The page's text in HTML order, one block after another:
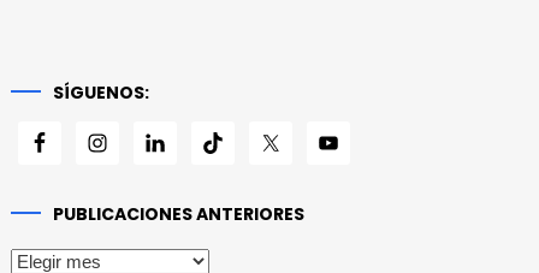
SÍGUENOS:
PUBLICACIONES ANTERIORES
Publicaciones